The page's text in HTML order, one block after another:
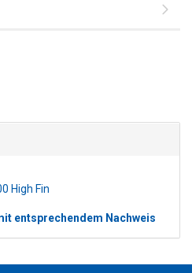
High Fin
entsprechendem Nachweis